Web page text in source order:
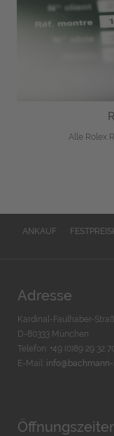
Alle Rolex
ANKAUF
Adresse
Kardinal-Faulhaber-
D-80333 München
Telefon: +49 (0)89 29 32
E-Mail: